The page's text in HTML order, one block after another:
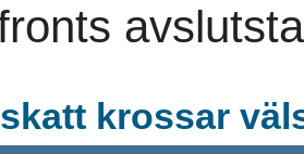
krossar